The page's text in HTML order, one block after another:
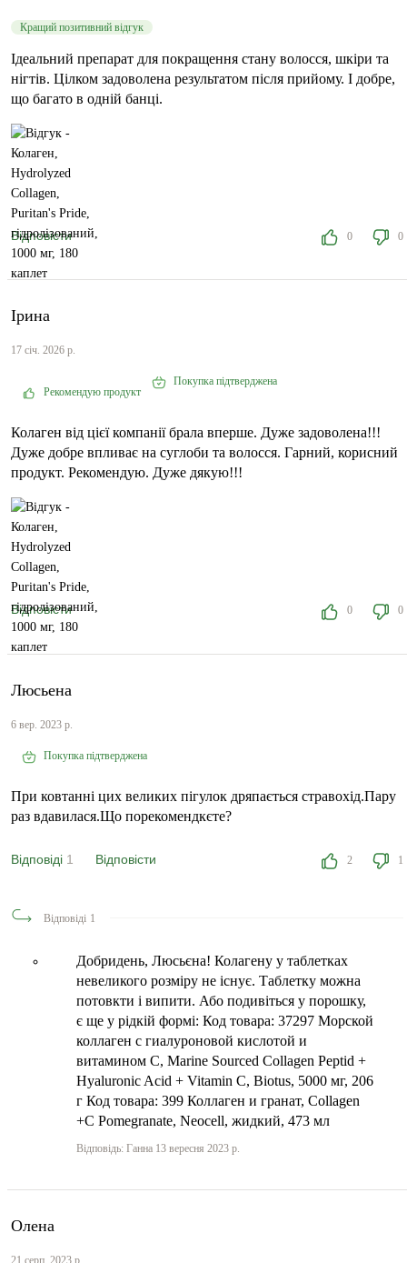
Кращий позитивний відгук
Ідеальний препарат для покращення стану волосся, шкіри та
нігтів. Цілком задоволена результатом після прийому. І добре,
що багато в одній банці.
Відповісти 0 0
Ірина
17 січ. 2026 р.
Рекомендую продукт
Покупка підтверджена
Колаген від цієї компанії брала вперше. Дуже задоволена!!!
Дуже добре впливає на суглоби та волосся. Гарний, корисний
продукт. Рекомендую. Дуже дякую!!!
Відповісти 0 0
Люсьена
6 вер. 2023 р.
Покупка підтверджена
При ковтанні цих великих пігулок дряпається стравохід.Пару
раз вдавилася.Що порекомендкєте?
Відповіді 1 Відповісти 2 1
Відповіді 1
Добридень, Люсьєна! Колагену у таблетках
невеликого розміру не існує. Таблетку можна
потовкти і випити. Або подивіться у порошку,
є ще у рідкій формі: Код товара: 37297 Морской
коллаген с гиалуроновой кислотой и
витамином С, Marine Sourced Collagen Peptid +
Hyaluronic Acid + Vitamin C, Biotus, 5000 мг, 206
г Код товара: 399 Коллаген и гранат, Collagen
+C Pomegranate, Neocell, жидкий, 473 мл
Відповідь: Ганна 13 вересня 2023 р.
Олена
21 серп. 2023 р.